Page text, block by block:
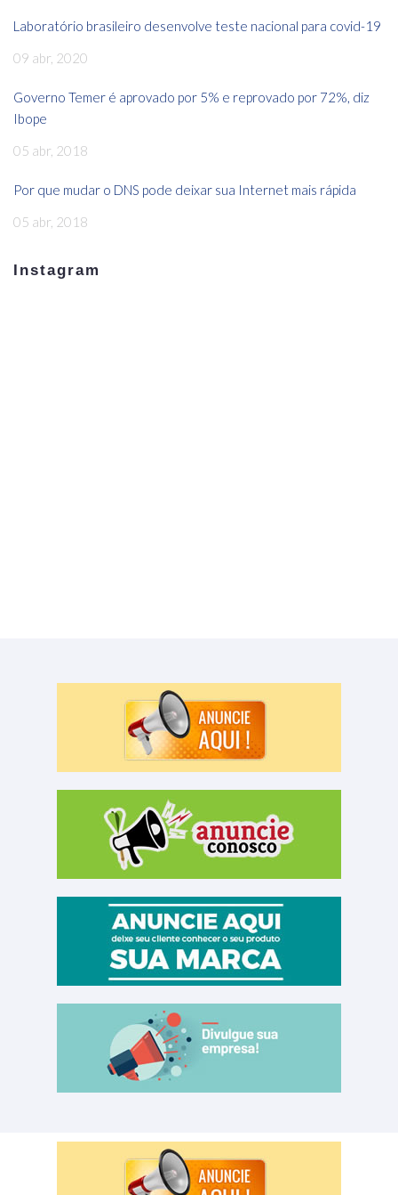
Laboratório brasileiro desenvolve teste nacional para covid-19
09 abr, 2020
Governo Temer é aprovado por 5% e reprovado por 72%, diz
Ibope
05 abr, 2018
Por que mudar o DNS pode deixar sua Internet mais rápida
05 abr, 2018
Instagram